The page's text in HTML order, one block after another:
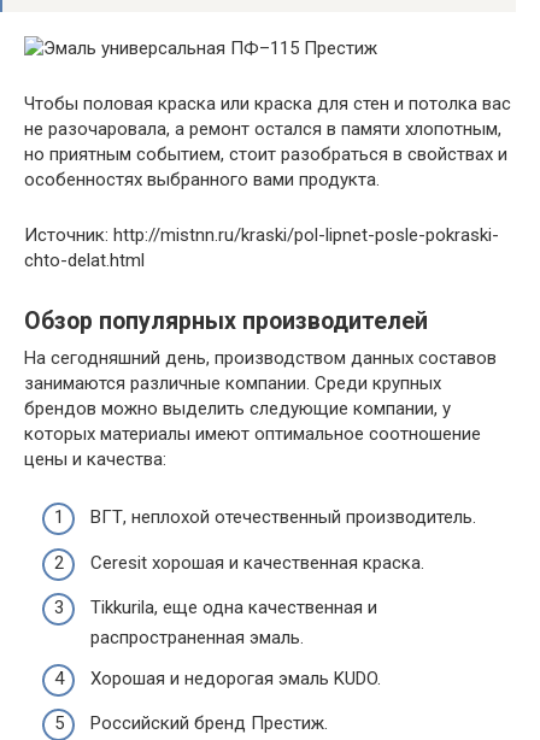
Чтобы половая краска или краска для стен и потолка вас
не разочаровала, а ремонт остался в памяти хлопотным,
но приятным событием, стоит разобраться в свойствах и
особенностях выбранного вами продукта.
Источник: http://mistnn.ru/kraski/pol-lipnet-posle-pokraski-
chto-delat.html
Обзор популярных производителей
На сегодняшний день, производством данных составов
занимаются различные компании. Среди крупных
брендов можно выделить следующие компании, у
которых материалы имеют оптимальное соотношение
цены и качества:
ВГТ, неплохой отечественный производитель.
Ceresit хорошая и качественная краска.
Tikkurila, еще одна качественная и
распространенная эмаль.
Хорошая и недорогая эмаль KUDO.
Российский бренд Престиж.